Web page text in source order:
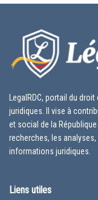
LegalRDC, portail du
juridiques. Il vise à
et social de la
recherches, les
informations juridiques.
Liens utiles